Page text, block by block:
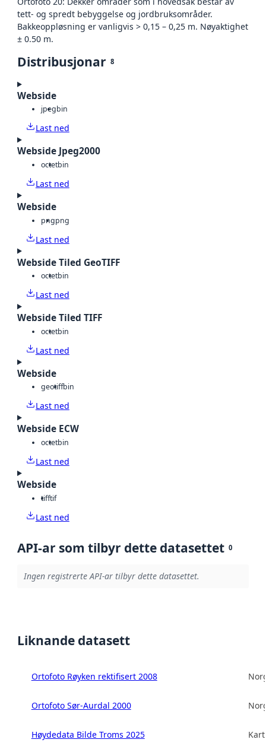
tett- og spredt bebyggelse og jordbruksområder.
Bakkeoppløsning er vanligvis > 0,15 – 0,25 m. Nøyaktighet
± 0.50 m.
Distribusjonar 8
Webside
jpegbin
Last ned
Webside Jpeg2000
octetbin
Last ned
Webside
pngpng
Last ned
Webside Tiled GeoTIFF
octetbin
Last ned
Webside Tiled TIFF
octetbin
Last ned
Webside
geotiffbin
Last ned
Webside ECW
octetbin
Last ned
Webside
tifftif
Last ned
API-ar som tilbyr dette datasettet 0
Ingen registrerte API-ar tilbyr dette datasettet.
Liknande datasett
Ortofoto Røyken rektifisert 2008
Ortofoto Sør-Aurdal 2000
Høydedata Bilde Troms 2025